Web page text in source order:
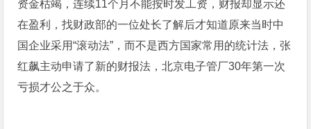
资金枯竭，连续11个月不能按时发工资，财报却显示还
在盈利，找财政部的一位处长了解后才知道原来当时中
国企业采用“滚动法”，而不是西方国家常用的统计法，张
红飙主动申请了新的财报法，北京电子管厂30年第一次
亏损才公之于众。